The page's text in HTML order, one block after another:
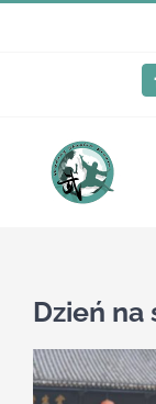
Dzień
View
Larger